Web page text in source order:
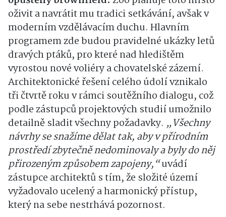
oživit a navrátit mu tradici setkávání, avšak v
moderním vzdělávacím duchu. Hlavním
programem zde budou pravidelné ukázky letů
dravých ptáků, pro které nad hledištěm
vyrostou nové voliéry a chovatelské zázemí.
Architektonické řešení celého údolí vznikalo
tři čtvrtě roku v rámci soutěžního dialogu, což
podle zástupců projektových studií umožnilo
detailně sladit všechny požadavky. „Všechny
návrhy se snažíme dělat tak, aby v přírodním
prostředí zbytečně nedominovaly a byly do něj
přirozeným způsobem zapojeny,“uvádí
zástupce architektů s tím, že složité území
vyžadovalo ucelený a harmonický přístup,
který na sebe nestrhává pozornost.